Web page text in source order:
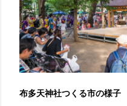
布多天神社つくる市の様子